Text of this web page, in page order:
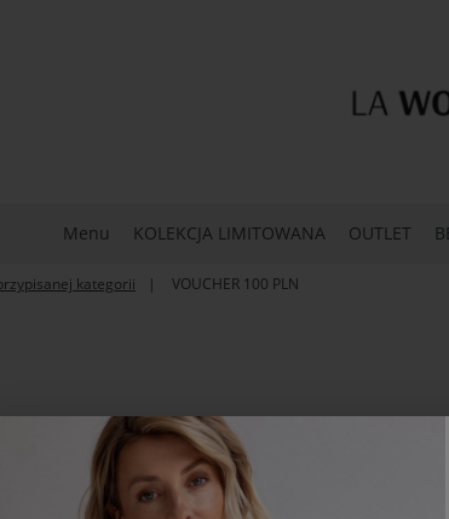
Menu KOLEKCJA LIMITOWANA OUTLET
kategorii VOUCHER 100 PLN